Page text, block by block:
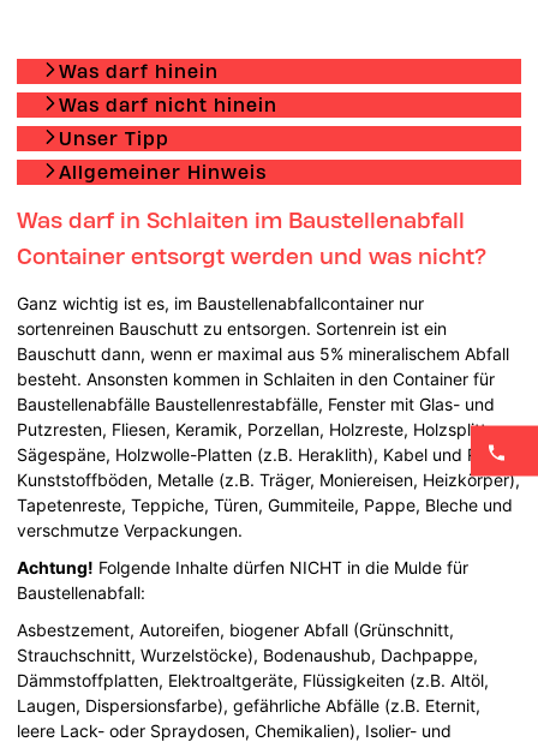
Was darf hinein
Was darf nicht hinein
Unser Tipp
Allgemeiner Hinweis
Was darf in Schlaiten im Baustellenabfall
Container entsorgt werden und was nicht?
Ganz wichtig ist es, im Baustellenabfallcontainer nur
sortenreinen Bauschutt zu entsorgen. Sortenrein ist ein
Bauschutt dann, wenn er maximal aus 5% mineralischem Abfall
besteht. Ansonsten kommen in Schlaiten in den Container für
Baustellenabfälle Baustellenrestabfälle, Fenster mit Glas- und
Putzresten, Fliesen, Keramik, Porzellan, Holzreste, Holzsplitter,
Sägespäne, Holzwolle-Platten (z.B. Heraklith), Kabel und Rohre,
Kunststoffböden, Metalle (z.B. Träger, Moniereisen, Heizkörper),
Tapetenreste, Teppiche, Türen, Gummiteile, Pappe, Bleche und
verschmutze Verpackungen.
Achtung! Folgende Inhalte dürfen NICHT in die Mulde für
Baustellenabfall:
Asbestzement, Autoreifen, biogener Abfall (Grünschnitt,
Strauchschnitt, Wurzelstöcke), Bodenaushub, Dachpappe,
Dämmstoffplatten, Elektroaltgeräte, Flüssigkeiten (z.B. Altöl,
Laugen, Dispersionsfarbe), gefährliche Abfälle (z.B. Eternit,
leere Lack- oder Spraydosen, Chemikalien), Isolier- und